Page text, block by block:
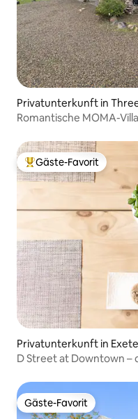
Privatunterkunft in
Romantische MOMA-
Beliebter Gäste-Favorit.
Gäste-Favorit
Privatunterkunft in
D Street at Downtown –
Gäste-Favorit
Gäste-Favorit